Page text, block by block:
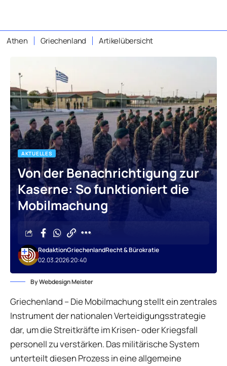
Athen Griechenland Artikelübersicht
AKTUELLES
Von der Benachrichtigung zur
Kaserne: So funktioniert die
Mobilmachung
02.03.2026 20:40
RedaktionGriechenlandRecht & Bürokratie
By Webdesign Meister
Griechenland – Die Mobilmachung stellt ein zentrales
Instrument der nationalen Verteidigungsstrategie
dar, um die Streitkräfte im Krisen- oder Kriegsfall
personell zu verstärken. Das militärische System
unterteilt diesen Prozess in eine allgemeine